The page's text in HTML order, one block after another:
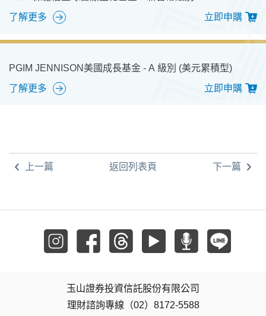
了解更多
立即申購
PGIM JENNISON美國成長基金 - A 級別 (美元累積型)
了解更多
立即申購
上一篇 返回列表頁 下一篇
玉山證券投資信託股份有限公司
理財諮詢專線（02）8172-5588